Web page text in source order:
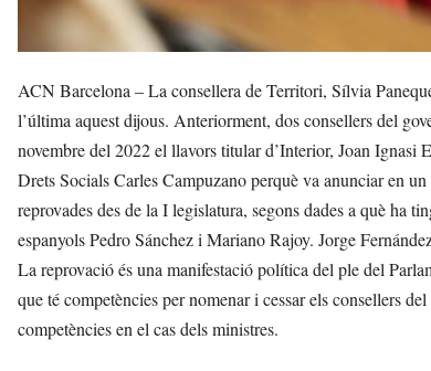
ACN Barcelona – La consellera de Territori, Sílvia
l’última aquest dijous. Anteriorment, dos consellers del
novembre del 2022 el llavors titular d’Interior, Joan Ignasi
Drets Socials Carles Campuzano perquè va anunciar en
reprovades des de la I legislatura, segons dades a què ha
espanyols Pedro Sánchez i Mariano Rajoy. Jorge
La reprovació és una manifestació política del ple del
que té competències per nomenar i cessar els consellers
competències en el cas dels ministres.